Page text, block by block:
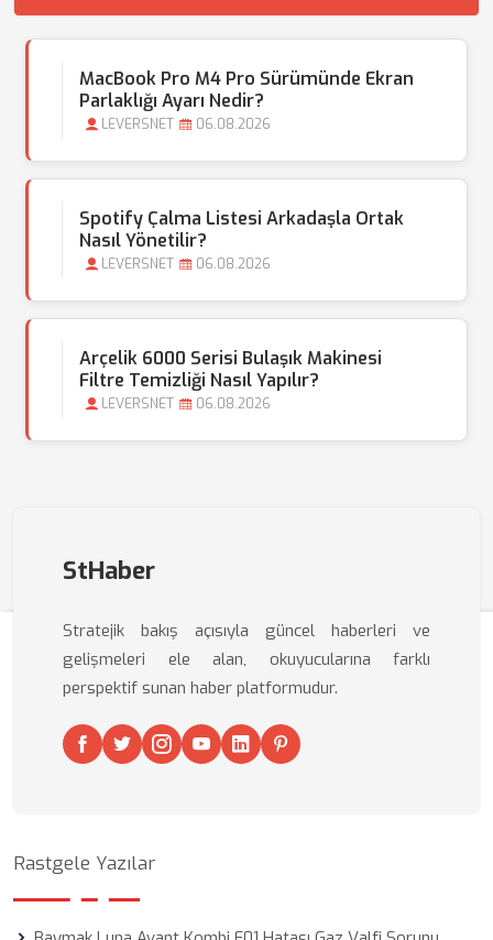
MacBook Pro M4 Pro Sürümünde Ekran
Parlaklığı Ayarı Nedir?
LEVERSNET 06.08.2026
Spotify Çalma Listesi Arkadaşla Ortak
Nasıl Yönetilir?
LEVERSNET 06.08.2026
Arçelik 6000 Serisi Bulaşık Makinesi
Filtre Temizliği Nasıl Yapılır?
LEVERSNET 06.08.2026
StHaber
Stratejik bakış açısıyla güncel haberleri ve
gelişmeleri ele alan, okuyucularına farklı
perspektif sunan haber platformudur.
Rastgele Yazılar